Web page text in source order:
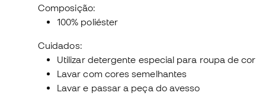
Composição:
100% poliéster
Cuidados:
Utilizar detergente especial para roupa de cor
Lavar com cores semelhantes
Lavar e passar a peça do avesso